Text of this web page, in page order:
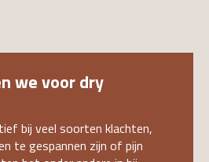
we voor dry
bij veel soorten klachten,
te gespannen zijn of pijn